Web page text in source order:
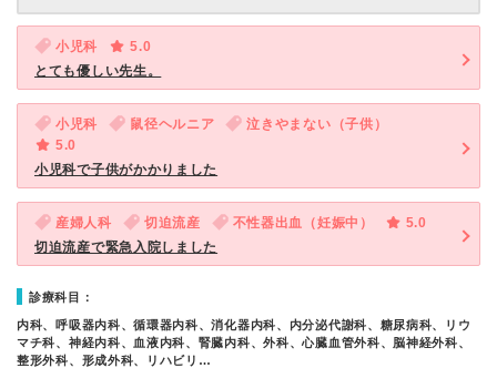
小児科
5.0
とても優しい先生。
小児科 鼠径ヘルニア
泣きやまない（子供）
5.0
小児科で子供がかかりました
産婦人科 切迫流産 不性器出血（妊娠中）
5.0
切迫流産で緊急入院しました
診療科目：
内科、呼吸器内科、循環器内科、消化器内科、内分泌代謝科、糖尿病科、リウ
マチ科、神経内科、血液内科、腎臓内科、外科、心臓血管外科、脳神経外科、
整形外科、形成外科、リハビリ…